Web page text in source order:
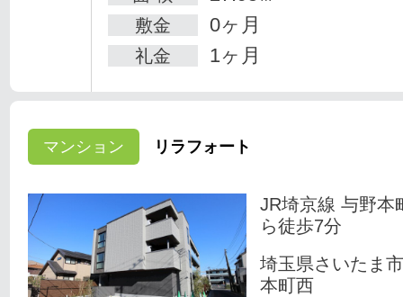
敷金 0ヶ月
礼金 1ヶ月
マンション リラフォート
JR埼京線 与野本
ら徒歩7分
埼玉県さいたま
本町西